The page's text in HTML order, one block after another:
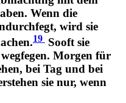
Wenn die
wird sie
19 Sooft sie
Morgen für
bei Tag und bei
sie nur, wenn